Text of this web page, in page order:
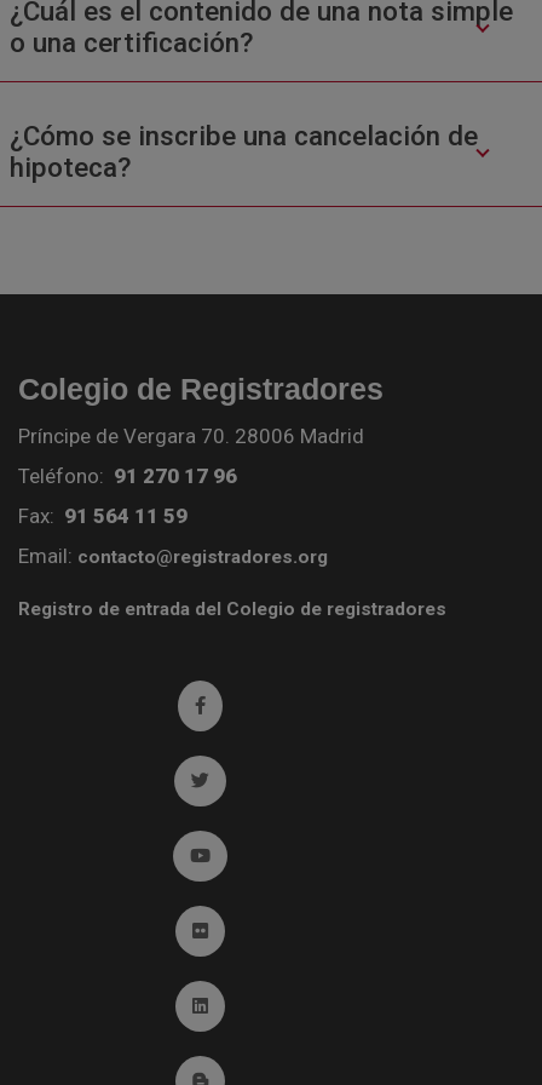
¿Cuál es el contenido de una nota simple
o una certificación?
¿Cómo se inscribe una cancelación de
hipoteca?
Colegio de Registradores
Príncipe de Vergara 70. 28006 Madrid
Teléfono: 91 270 17 96
Fax: 91 564 11 59
Email: contacto@registradores.org
Registro de entrada del Colegio de registradores
Ir a facebook (abre en ventana nueva)
Ir a twitter (abre en ventana nueva)
Ir a YouTube (abre en ventana nueva)
Ir a Flickr (abre en ventana nueva)
Ir a Linkedin (abre en ventana nueva)
Ir al Blog (abre en ventana nueva)